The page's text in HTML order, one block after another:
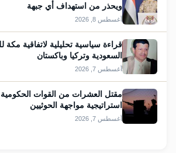
ويحذر من استهداف أي جبهة
أغسطس 8, 2026
قراءة سياسية تحليلية لاتفاقية مكة
السعودية وتركيا وباكستان
أغسطس 7, 2026
مقتل العشرات من القوات
استراتيجية مواجهة الحوثيين
أغسطس 7, 2026